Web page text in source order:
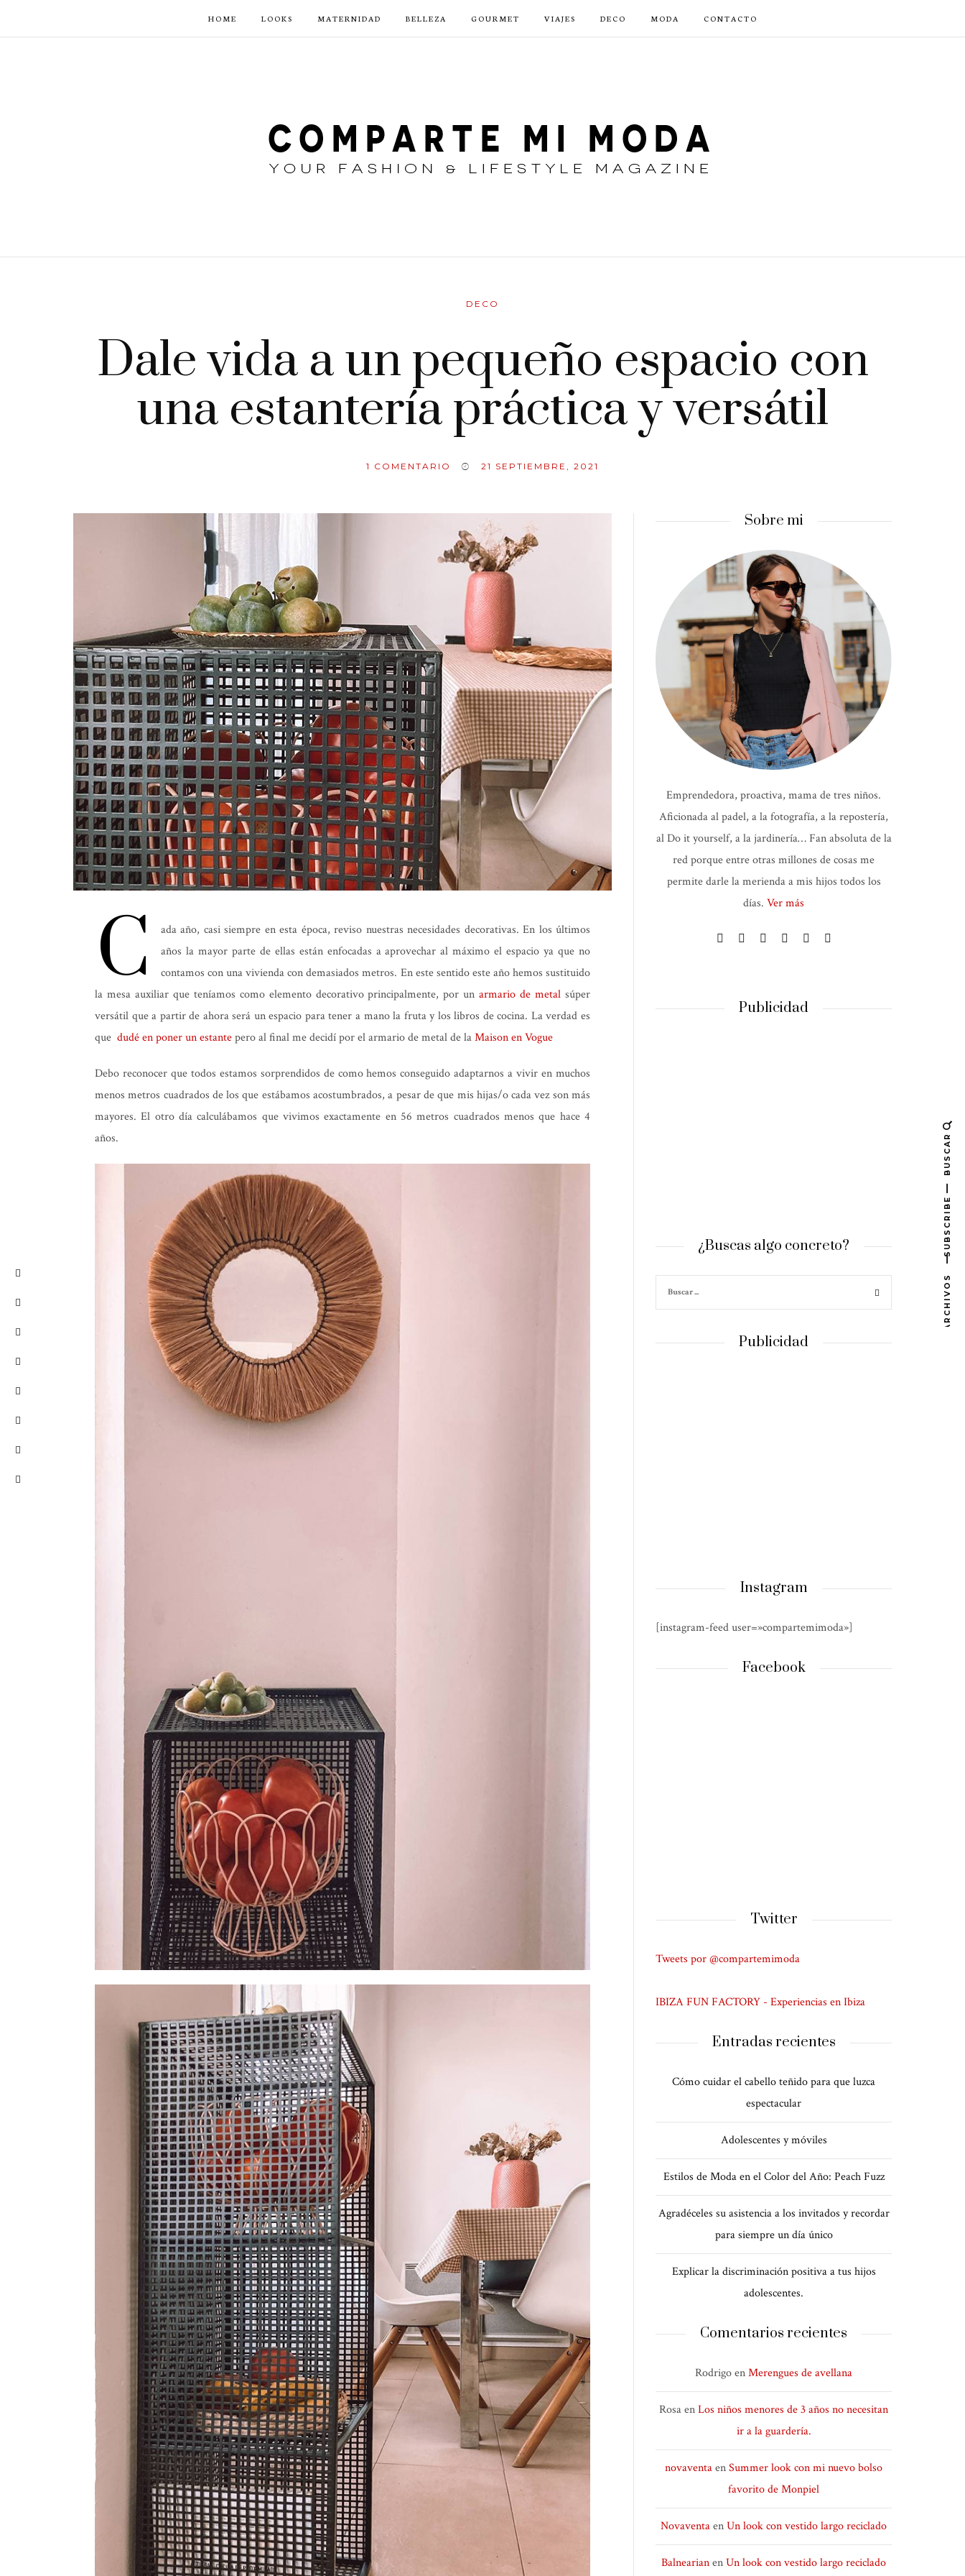
HOME LOOKS MATERNIDAD BELLEZA GOURMET VIAJES DECO MODA CONTACTO
DECO
Dale vida a un pequeño espacio con
una estantería práctica y versátil
1 COMENTARIO 21 SEPTIEMBRE, 2021
C
ada año, casi siempre en esta época, reviso nuestras necesidades decorativas. En los últimos
años la mayor parte de ellas están enfocadas a aprovechar al máximo el espacio ya que no
contamos con una vivienda con demasiados metros. En este sentido este año hemos sustituido
la mesa auxiliar que teníamos como elemento decorativo principalmente, por unarmario de metal súper
versátil que a partir de ahora será un espacio para tener a mano la fruta y los libros de cocina. La verdad es
que dudé en poner un estantepero al final me decidí por el armario de metal de laMaison en Vogue
Debo reconocer que todos estamos sorprendidos de como hemos conseguido adaptarnos a vivir en muchos
menos metros cuadrados de los que estábamos acostumbrados, a pesar de que mis hijas/o cada vez son más
mayores. El otro día calculábamos que vivimos exactamente en 56 metros cuadrados menos que hace 4
años.
Sobre mi
Emprendedora, proactiva, mama de tres niños.
Aficionada al padel, a la fotografía, a la repostería,
al Do it yourself, a la jardinería… Fan absoluta de la
red porque entre otras millones de cosas me
permite darle la merienda a mis hijos todos los
días. Ver más
Publicidad
¿Buscas algo concreto?
Publicidad
Instagram
[instagram-feed user=»compartemimoda»]
Facebook
Twitter
Tweets por @compartemimoda
IBIZA FUN FACTORY - Experiencias en Ibiza
Entradas recientes
Cómo cuidar el cabello teñido para que luzca
espectacular
Adolescentes y móviles
Estilos de Moda en el Color del Año: Peach Fuzz
Agradéceles su asistencia a los invitados y recordar
para siempre un día único
Explicar la discriminación positiva a tus hijos
adolescentes.
Comentarios recientes
RodrigoenMerengues de avellana
RosaenLos niños menores de 3 años no necesitan
ir a la guardería.
novaventaenSummer look con mi nuevo bolso
favorito de Monpiel
NovaventaenUn look con vestido largo reciclado
BalnearianenUn look con vestido largo reciclado
BUSCAR
SUBSCRIBE
ARCHIVOS